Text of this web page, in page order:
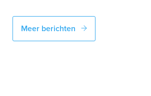
Meer berichten